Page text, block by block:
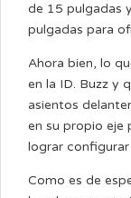
de 15 pulgadas
pulgadas para
Ahora bien, lo
en la ID. Buzz y
asientos
en su propio eje
lograr
Como es de